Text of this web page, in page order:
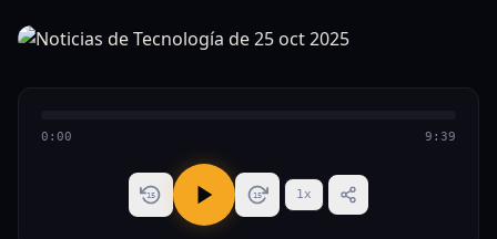
0:00 9:39
15 15 1x